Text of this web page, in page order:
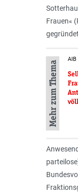
Frauen«
Mehr zum Thema
AIB